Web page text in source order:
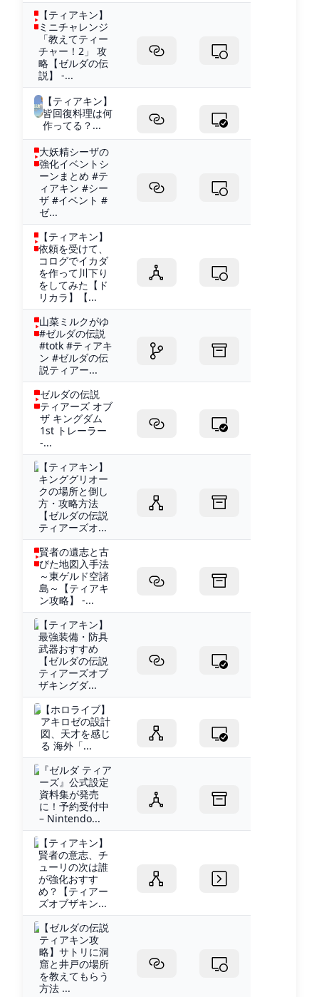
【ティアキン】
ミニチャレンジ
「教えてティー
チャー！2」 攻
略【ゼルダの伝
説】 -...
【ティアキン】
皆回復料理は何
作ってる？...
大妖精シーザの
強化イベントシ
ーンまとめ #テ
ィアキン #シー
ザ #イベント #
ゼ...
【ティアキン】
依頼を受けて、
コログでイカダ
を作って川下り
をしてみた【ド
リカラ】【...
山菜ミルクがゆ
#ゼルダの伝説
#totk #ティアキ
ン #ゼルダの伝
説ティアー...
ゼルダの伝説
ティアーズ オブ
ザ キングダム
1st トレーラー
-...
【ティアキン】
キンググリオー
クの場所と倒し
方・攻略方法
【ゼルダの伝説
ティアーズオ...
賢者の遺志と古
びた地図入手法
～東ゲルド空諸
島～【ティアキ
ン攻略】 -...
【ティアキン】
最強装備・防具
武器おすすめ
【ゼルダの伝説
ティアーズオブ
ザキングダ...
【ホロライブ】
アキロゼの設計
図、天才を感じ
る 海外「...
『ゼルダ ティア
ーズ』公式設定
資料集が発売
に！予約受付中
– Nintendo...
【ティアキン】
賢者の意志、チ
ューリの次は誰
が強化おすす
め？【ティアー
ズオブザキン...
【ゼルダの伝説
ティアキン攻
略】サトリに洞
窟と井戸の場所
を教えてもらう
方法 ...